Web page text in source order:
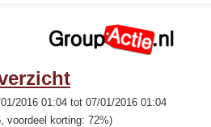
2016 01:04 tot 07/01/2016 01:04
, voordeel korting: 72%)